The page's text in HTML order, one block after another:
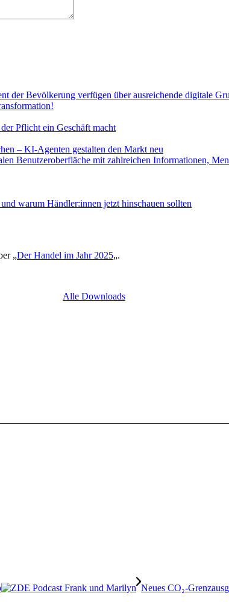
Pflicht ein Geschäft macht
– KI-Agenten gestalten den Markt neu
warum Händler:innen jetzt hinschauen sollten
„Der Handel im Jahr 2025„.
Alle Downloads
Neues CO₂-